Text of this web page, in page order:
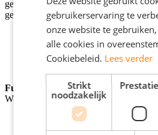
gezet. Geen files, geen stress – gewoon
gezellig team.
Werktijden: van 18:30 tot
Je stort de lading van de
Je rijdt en verplaatst de wagens
Functievereisten:
Wat vragen wij van jou?
Je bent doordeweeks beschikbaar
Je hebt een geldig rijbewijs B
gebruikerservaring te
onze website te
alle cookies in
Cookiebeleid. Lees verder
Strikt
noodzakelijk
Prestatie